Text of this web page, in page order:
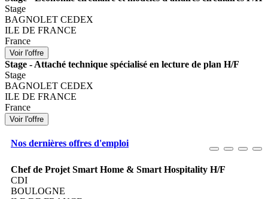
Stage
BAGNOLET CEDEX
ILE DE FRANCE
France
Stage - Attaché technique spécialisé en lecture de plan H/F
Stage
BAGNOLET CEDEX
ILE DE FRANCE
France
Nos dernières offres d'emploi
Chef de Projet Smart Home & Smart Hospitality H/F
CDI
BOULOGNE